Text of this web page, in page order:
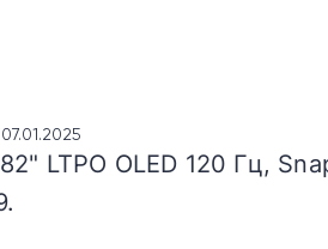
LTPO OLED 120 Гц,